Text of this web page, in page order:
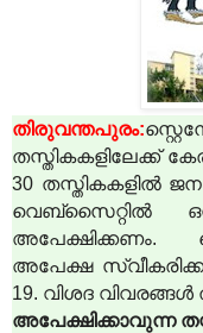
തിരുവന്തപുരം:
തസ്തികകളിലേക്ക്
30 തസ്തികകളില്‍
വെബ്‌സൈറ്റില്‍
അപേക്ഷിക്കണം.
അപേക്ഷ
19. വിശദ വിവരങ്ങള്‍
അപേക്ഷിക്കാവുന്ന